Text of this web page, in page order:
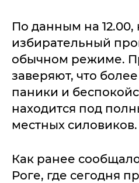
По данным на 12.00,
избирательный
обычном режиме.
заверяют, что
паники и
находится под
местных силовиков.
Как ранее
Роге, где сегодня